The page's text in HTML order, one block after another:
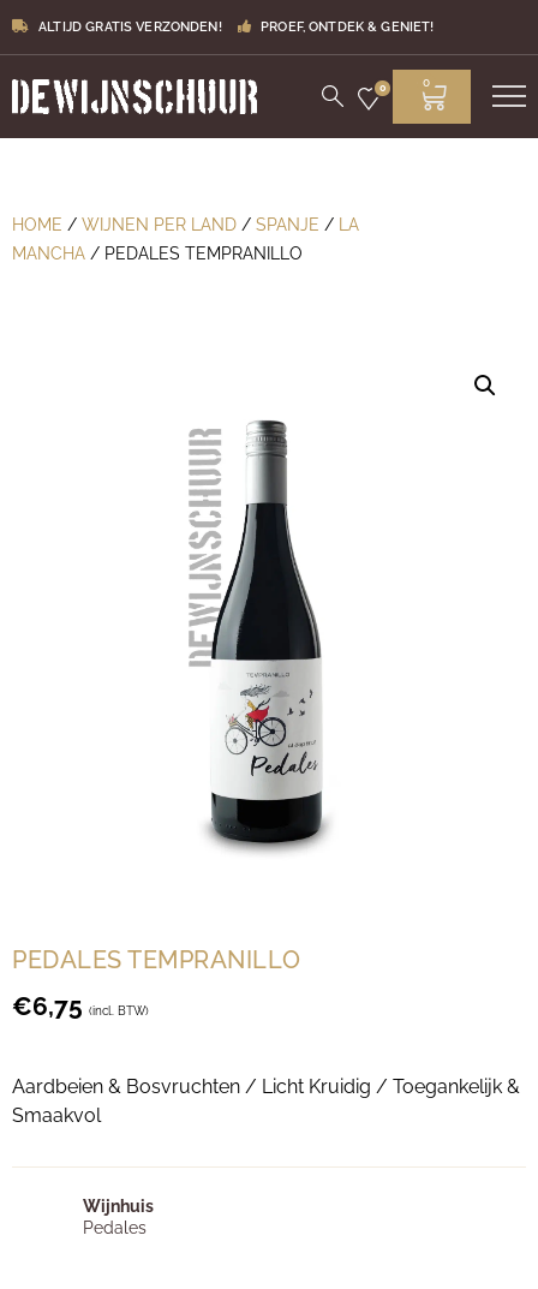
ALTIJD GRATIS VERZONDEN! PROEF, ONTDEK & GENIET!
0 0
HOME / WIJNEN PER LAND / SPANJE / LA
MANCHA / PEDALES TEMPRANILLO
PEDALES TEMPRANILLO
€6,75 (incl. BTW)
Aardbeien & Bosvruchten / Licht Kruidig / Toegankelijk &
Smaakvol
Wijnhuis
Pedales